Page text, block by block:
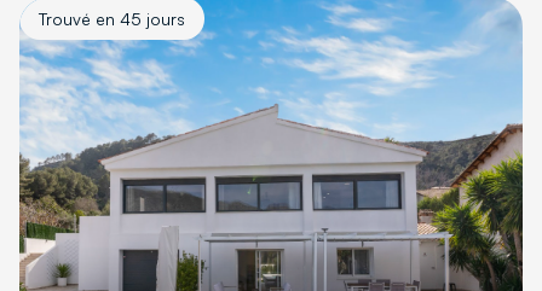
Trouvé en 45 jours